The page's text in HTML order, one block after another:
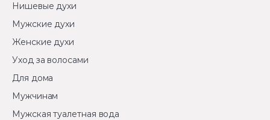
Нишевые духи
Мужские духи
Женские духи
Уход за волосами
Для дома
Мужчинам
Мужская туалетная вода